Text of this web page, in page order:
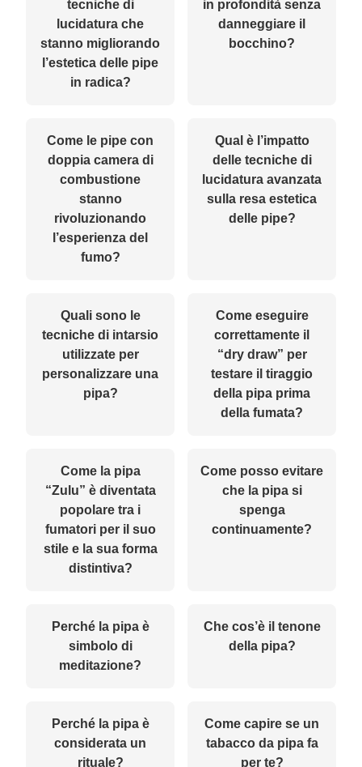
tecniche di
lucidatura che
stanno migliorando
l’estetica delle pipe
in radica?
in profondità senza
danneggiare il
bocchino?
Come le pipe con
doppia camera di
combustione
stanno
rivoluzionando
l’esperienza del
fumo?
Qual è l’impatto
delle tecniche di
lucidatura avanzata
sulla resa estetica
delle pipe?
Quali sono le
tecniche di intarsio
utilizzate per
personalizzare una
pipa?
Come eseguire
correttamente il
“dry draw” per
testare il tiraggio
della pipa prima
della fumata?
Come la pipa
“Zulu” è diventata
popolare tra i
fumatori per il suo
stile e la sua forma
distintiva?
Come posso evitare
che la pipa si
spenga
continuamente?
Perché la pipa è
simbolo di
meditazione?
Che cos’è il tenone
della pipa?
Perché la pipa è
considerata un
rituale?
Come capire se un
tabacco da pipa fa
per te?